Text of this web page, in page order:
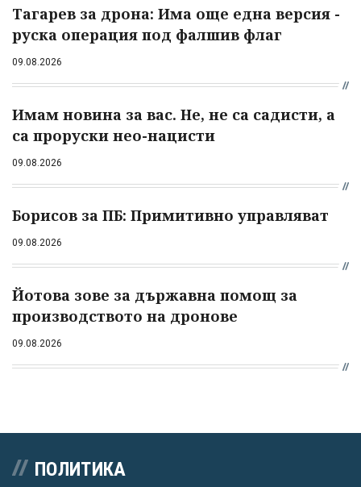
Тагарев за дрона: Има още една версия -
руска операция под фалшив флаг
09.08.2026
Имам новина за вас. Не, не са садисти, а
са проруски нео-нацисти
09.08.2026
Борисов за ПБ: Примитивно управляват
09.08.2026
Йотова зове за държавна помощ за
производството на дронове
09.08.2026
ПОЛИТИКА